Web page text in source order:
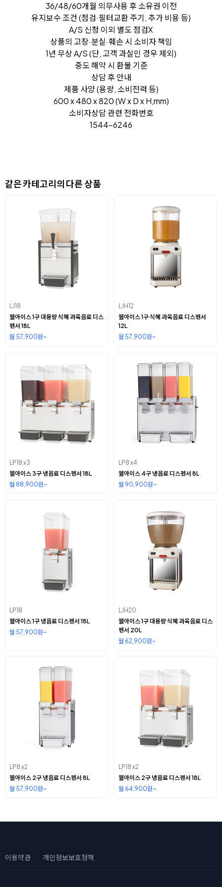
36/48/60개월 의무사용 후 소유권 이전
유지보수 조건 (점검·필터교환 주기, 추가 비용 등)
A/S 신청 이외 별도 점검X
상품의 고장·분실·훼손 시 소비자 책임
1년 무상 A/S (단, 고객 과실인 경우 제외)
중도 해약 시 환불 기준
상담 후 안내
제품 사양 (용량, 소비전력 등)
600 x 480 x 820 (W x D x H,mm)
소비자상담 관련 전화번호
1544-6246
같은 카테고리의 다른 상품
LJ18
웰아이스 1구 대용량 식혜 과육음료 디스
펜서 18L
월 57,900원~
LJH12
웰아이스 1구 식혜 과육음료 디스펜서
12L
월 57,900원~
LP18 x3
웰아이스 3구 냉음료 디스펜서 18L
월 88,900원~
LP8 x4
웰아이스 4구 냉음료 디스펜서 8L
월 90,900원~
LP18
웰아이스 1구 냉음료 디스펜서 18L
월 57,900원~
LJH20
웰아이스 1구 대용량 식혜 과육음료 디스
펜서 20L
월 62,900원~
LP8 x2
웰아이스 2구 냉음료 디스펜서 8L
월 57,900원~
LP18 x2
웰아이스 2구 냉음료 디스펜서 18L
월 64,900원~
이용약관 개인정보보호정책